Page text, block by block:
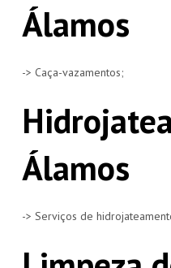
Álamos
-> Caça-vazamentos;
Álamos
-> Serviços de